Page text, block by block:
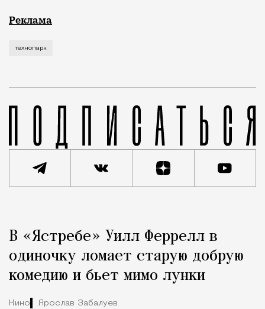
Рекламные кампании техники редко выходят за
Реклама
технопарк
Город
В «Ястребе» Уилл Феррелл в
одиночку ломает старую добрую
комедию и бьет мимо лунки
Кино Ярослав Забалуев